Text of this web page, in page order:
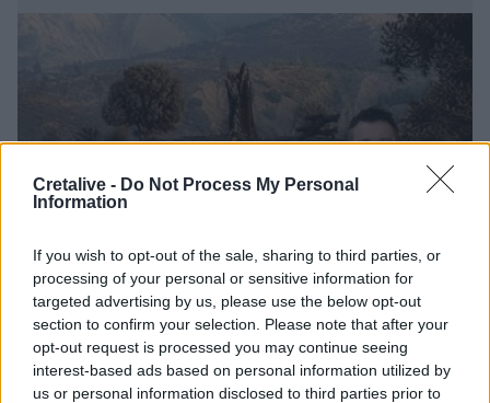
Cretalive - Do Not Process My Personal
Information
If you wish to opt-out of the sale, sharing to third parties, or
processing of your personal or sensitive information for
targeted advertising by us, please use the below opt-out
section to confirm your selection. Please note that after your
opt-out request is processed you may continue seeing
interest-based ads based on personal information utilized by
us or personal information disclosed to third parties prior to
ΚΡΗΤΗ 18:12
Θ. Γιάνναρος: «Οι συνεχείς πυρκαγιές
μειώνουν δραματικά τη δυνατότητα
φυσικής αναγέννησης»